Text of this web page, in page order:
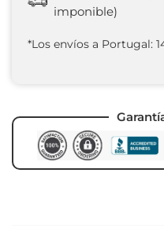
imponible)
*Los envíos a Portugal: